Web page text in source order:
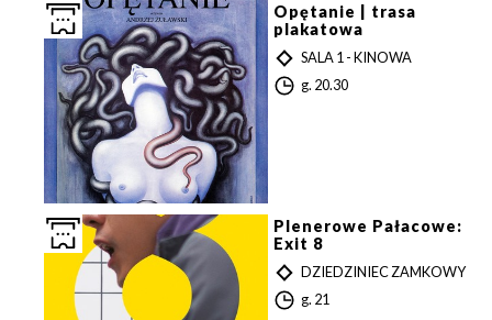
n
a
Opętanie | trasa
plakatowa
T
Y
P
SALA 1 - KINOWA
G
g. 20.30
Plenerowe Pałacowe:
Exit 8
T
Y
P
DZIEDZINIEC ZAMKOWY
G
g. 21